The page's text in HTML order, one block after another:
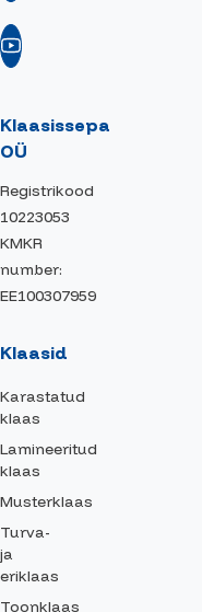
Klaasissepa
OÜ
Registrikood
10223053
KMKR
number:
EE100307959
Klaasid
Karastatud
klaas
Lamineeritud
klaas
Musterklaas
Turva-
ja
eriklaas
Toonklaas